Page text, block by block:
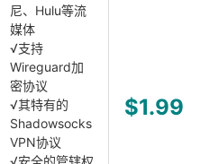
尼、Hulu等流
媒体
√支持
Wireguard加
密协议
√其特有的
Shadowsocks
VPN协议
√安全的管辖权
$1.99